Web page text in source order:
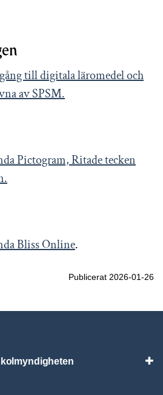
till digitala läromedel och
av SPSM.
Pictogram, Ritade tecken
Bliss Online.
Publicerat 2026-01-26